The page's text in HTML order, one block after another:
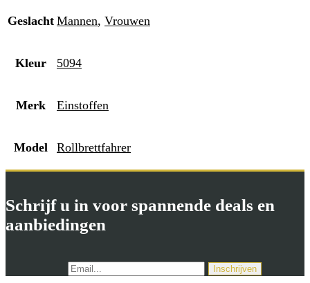
Geslacht Mannen, Vrouwen
Kleur 5094
Merk Einstoffen
Model Rollbrettfahrer
Schrijf u in voor spannende deals en
aanbiedingen